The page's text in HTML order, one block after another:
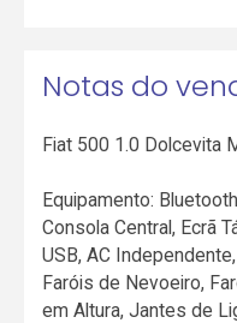
Notas do
Fiat 500 1.0 Dolcevita
Equipamento:
Consola Central, Ecrã
USB, AC
Faróis de Nevoeiro,
em Altura, Jantes de